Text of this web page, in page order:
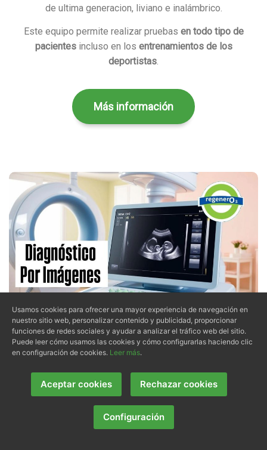
de ultima generacion, liviano e inalámbrico.
Este equipo permite realizar pruebas en todo tipo de
pacientesincluso en los entrenamientos de los
deportistas.
Más información
Diagnóstico por imágen
En nuestra clínica nos esforzamos por ofrecerle a
servicios dediagnóstico por imágenesa través de
convenios con los mejores centros de salud de la
ciudad de Valencia
Usamos cookies para ofrecer una mayor experiencia de navegación en
nuestro sitio web, personalizar contenido y publicidad, proporcionar
funciones de redes sociales y ayudar a analizar el tráfico web del sitio.
Puede leer cómo usamos las cookies y cómo configurarlas haciendo clic
en configuración de cookies. Leer más.
Aceptar cookies Rechazar cookies
Configuración